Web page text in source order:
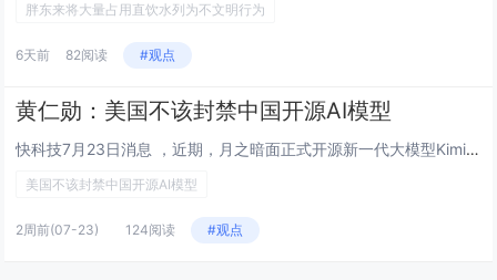
胖东来将大量占用直饮水列为不文明行为
6天前 82阅读 #观点
黄仁勋：美国不该封禁中国开源AI模型
快科技7月23日消息 ，近期，月之暗面正式开源新一代大模型Kimi K3，引发美国市场的高度警惕与竞争焦虑。这也是继20...
美国不该封禁中国开源AI模型
2周前(07-23) 124阅读 #观点